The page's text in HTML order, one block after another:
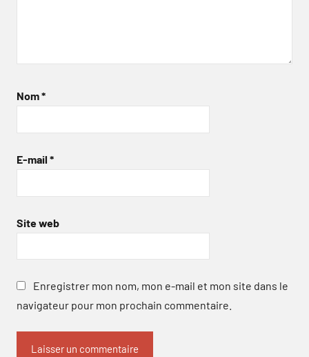
Nom*
E-mail *
Site web
Enregistrer mon nom, mon e-mail et mon site dans le
navigateur pour mon prochain commentaire.